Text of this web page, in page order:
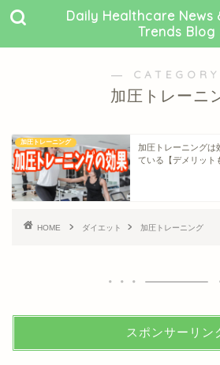
Daily Healthcare News
Trends Blog
―
加圧トレーニ
加圧トレーニング
加圧トレーニングは
ている【デメリット
HOME ダイエット 加圧トレーニング
スポンサーリン